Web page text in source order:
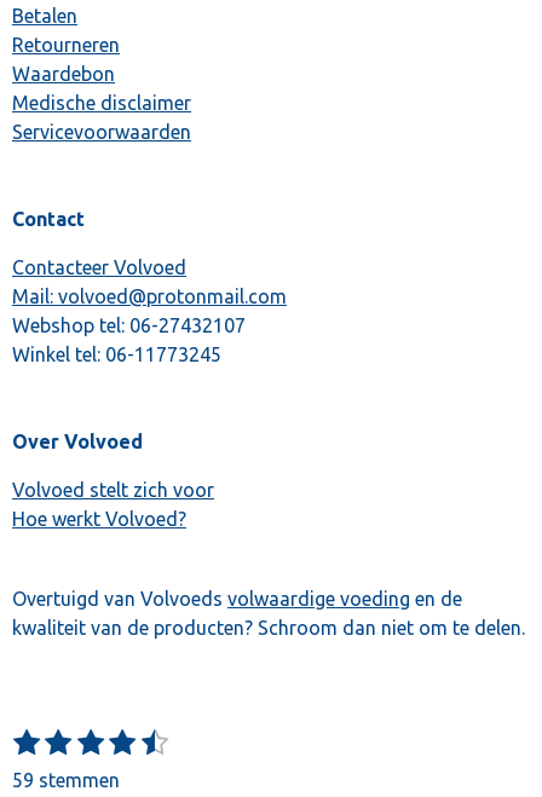
Betalen
Retourneren
Waardebon
Medische disclaimer
Servicevoorwaarden
Contact
Contacteer Volvoed
Mail: volvoed@protonmail.com
Webshop tel: 06-27432107
Winkel tel: 06-11773245
Over Volvoed
Volvoed stelt zich voor
Hoe werkt Volvoed?
Overtuigd van Volvoeds volwaardige voeding en de
kwaliteit van de producten? Schroom dan niet om te delen.
R
a
1
s
2
s
3
s
4
s
5 S
59 stemmen